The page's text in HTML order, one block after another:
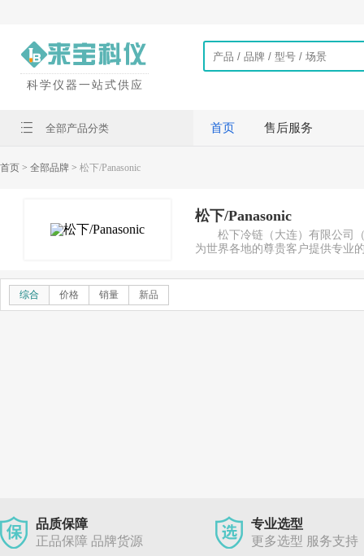
科学仪器一站式供应
全部产品分类 首页 售后服务
首页 > 全部品牌 > 松下/Panasonic
松下/Panasonic
松下冷链（大连）有限公司
为世界各地的尊贵客户提供专业
综合 价格 销量 新品
品质保障
正品保障 品牌货源
专业选型
更多选型 服务支持